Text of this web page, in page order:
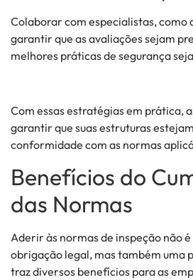
Colaborar com especialistas, como
garantir que as avaliações sejam
melhores práticas de segurança
Com essas estratégias em prática,
garantir que suas estruturas
conformidade com as normas
Benefícios do
das Normas
Aderir às normas de inspeção não
obrigação legal, mas também uma
traz diversos benefícios para as